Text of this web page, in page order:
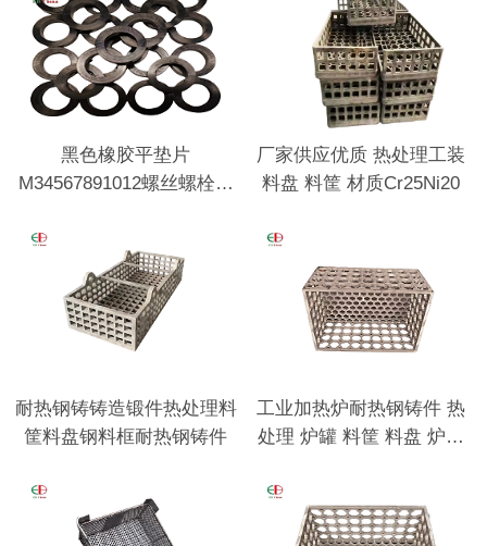
黑色橡胶平垫片
M34567891012螺丝螺栓用
厂家供应优质 热处理工装
料盘 料筐 材质Cr25Ni20
耐热钢铸铸造锻件热处理料
筐料盘钢料框耐热钢铸件
工业加热炉耐热钢铸件 热
处理 炉罐 料筐 料盘 炉底